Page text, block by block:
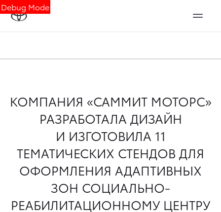
Debug Mode
КОМПАНИЯ «САММИТ МОТОРС»
РАЗРАБОТАЛА ДИЗАЙН
И ИЗГОТОВИЛА 11
ТЕМАТИЧЕСКИХ СТЕНДОВ ДЛЯ
ОФОРМЛЕНИЯ АДАПТИВНЫХ
ЗОН СОЦИАЛЬНО-
РЕАБИЛИТАЦИОННОМУ ЦЕНТРУ